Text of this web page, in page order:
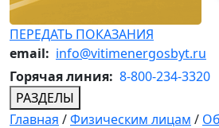
ПЕРЕДАТЬ ПОКАЗАНИЯ
email: info@vitimenergosbyt.ru
Горячая линия: 8-800-234-3320
РАЗДЕЛЫ
Главная /Физическим лицам /